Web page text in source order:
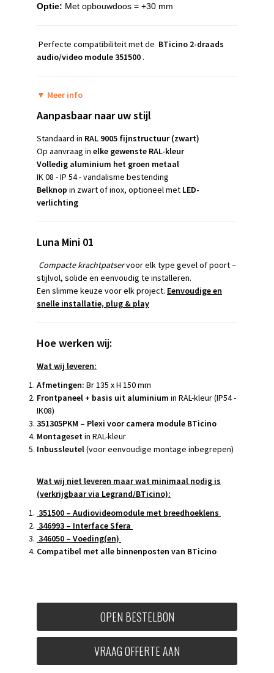
Optie: Met opbouwdoos = +30 mm
Perfecte compatibiliteit met de BTicino 2-draads
audio/video module 351500 .
▼ Meer info
Aanpasbaar naar uw stijl
Standaard in RAL 9005 fijnstructuur (zwart)
Op aanvraag in elke gewenste RAL-kleur
Volledig aluminium het groen metaal
IK 08 - IP 54 - vandalisme bestending
Belknop in zwart of inox, optioneel met LED-
verlichting
Luna Mini 01
Compacte krachtpatservoor elk type gevel of poort –
stijlvol, solide en eenvoudig te installeren.
Een slimme keuze voor elk project. Eenvoudige en
snelle installatie, plug & play
Hoe werken wij:
Wat wij leveren:
Afmetingen: Br 135 x H 150 mm
Frontpaneel + basis uit aluminium in RAL-kleur (IP54 -
IK08)
351305PKM – Plexi voor camera module BTicino
Montagesetin RAL-kleur
Inbussleutel(voor eenvoudige montage inbegrepen)
Wat wij niet leveren maar wat minimaal nodig is
(verkrijgbaar via Legrand/BTicino):
351500 – Audiovideomodule met breedhoeklens
346993 – Interface Sfera
346050 – Voeding(en)
Compatibel met alle binnenposten van BTicino
OPEN BESTELBON
VRAAG OFFERTE AAN